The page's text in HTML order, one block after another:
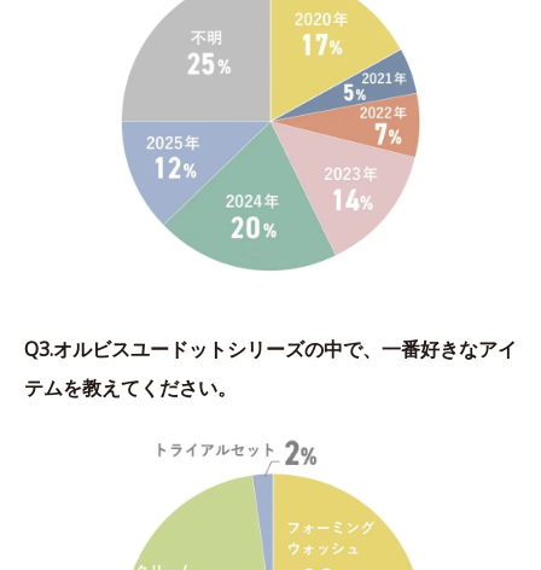
Q3.オルビスユードットシリーズの中で、一番好きなアイ
テムを教えてください。